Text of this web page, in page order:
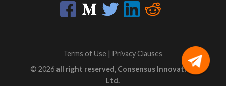
Terms of Use | Privacy Clauses
© 2026 all right reserved, Consensus Innovation
Ltd.